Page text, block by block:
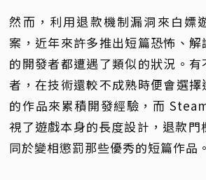
然而，利用退款機制漏洞來白嫖
案，近年來許多推出短篇恐怖、
的開發者都遭遇了類似的狀況。
者，在技術還較不成熟時便會選
的作品來累積開發經驗，而
視了遊戲本身的長度設計，退款
同於變相懲罰那些優秀的短篇作品。